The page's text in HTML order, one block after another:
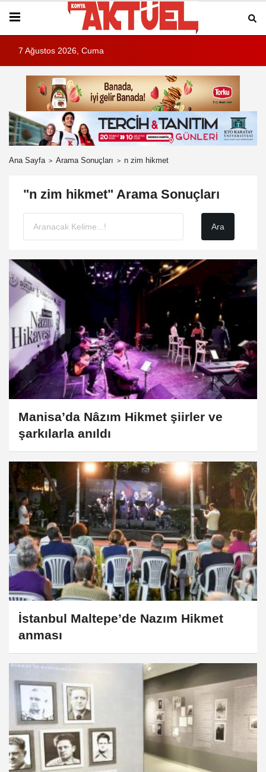
7 Ağustos 2026, Cuma
Ana Sayfa Arama Sonuçları n zim hikmet
"n zim hikmet" Arama Sonuçları
Manisa’da Nâzım Hikmet şiirler ve
şarkılarla anıldı
İstanbul Maltepe’de Nazım Hikmet
anması